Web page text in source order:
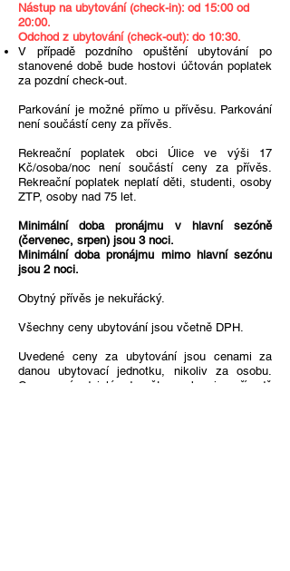
Nástup na ubytování (check-in): od 15:00 od
20:00.
Odchod z ubytování (check-out): do 10:30.
V případě pozdního opuštění ubytování po
stanovené době bude hostovi účtován poplatek
za pozdní check-out.
Parkování je možné přímo u přívěsu. Parkování
není součástí ceny za přívěs.
Rekreační poplatek obci Úlice ve výši 17
Kč/osoba/noc není součástí ceny za přívěs.
Rekreační poplatek neplatí děti, studenti, osoby
ZTP, osoby nad 75 let.
Minimální doba pronájmu v hlavní sezóně
(červenec, srpen) jsou 3 noci.
Minimální doba pronájmu mimo hlavní sezónu
jsou 2 noci.
Obytný přívěs je nekuřácký.
Všechny ceny ubytování jsou včetně DPH.
Uvedené ceny za ubytování jsou cenami za
danou ubytovací jednotku, nikoliv za osobu.
Cena není odvislá od počtu osob a i v případě